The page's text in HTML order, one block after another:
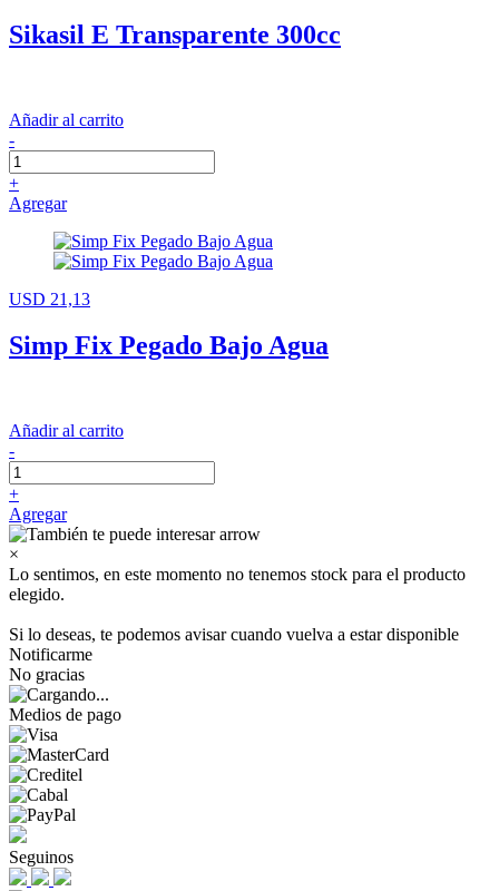
Sikasil E Transparente 300cc
Añadir al carrito
-
+
Agregar
USD 21,13
Simp Fix Pegado Bajo Agua
Añadir al carrito
-
+
Agregar
×
Lo sentimos, en este momento no tenemos stock para el producto
elegido.
Si lo deseas, te podemos avisar cuando vuelva a estar disponible
Notificarme
No gracias
Medios de pago
Seguinos